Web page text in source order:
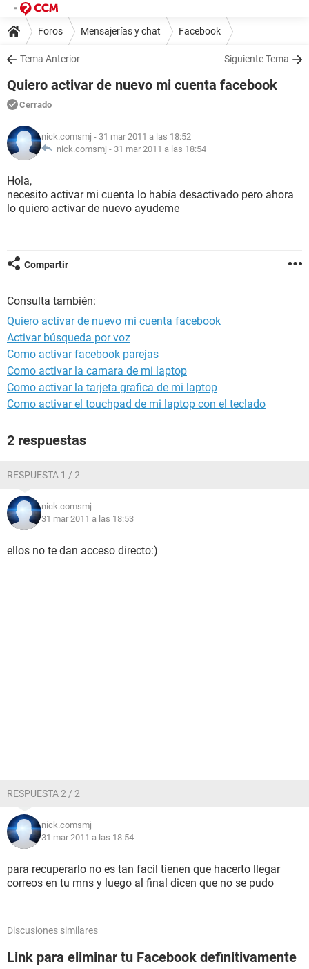
Foros Mensajerías y chat Facebook
Tema Anterior Siguiente Tema
Quiero activar de nuevo mi cuenta facebook
Cerrado
nick.comsmj - 31 mar 2011 a las 18:52
nick.comsmj - 31 mar 2011 a las 18:54
Hola,
necesito activar mi cuenta lo había desactivado pero ahora
lo quiero activar de nuevo ayudeme
Compartir
Consulta también:
Quiero activar de nuevo mi cuenta facebook
Activar búsqueda por voz
Como activar facebook parejas
Como activar la camara de mi laptop
Como activar la tarjeta grafica de mi laptop
Como activar el touchpad de mi laptop con el teclado
2 respuestas
RESPUESTA 1 / 2
nick.comsmj
31 mar 2011 a las 18:53
ellos no te dan acceso directo:)
RESPUESTA 2 / 2
nick.comsmj
31 mar 2011 a las 18:54
para recuperarlo no es tan facil tienen que hacerto llegar
correos en tu mns y luego al final dicen que no se pudo
Discusiones similares
Link para eliminar tu Facebook definitivamente